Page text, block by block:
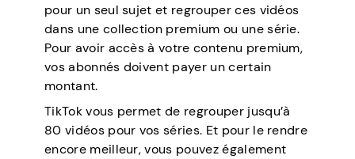
pour un seul sujet et regrouper ces vidéos
dans une collection premium ou une série.
Pour avoir accès à votre contenu premium,
vos abonnés doivent payer un certain
montant.
TikTok vous permet de regrouper jusqu’à
80 vidéos pour vos séries. Et pour le rendre
encore meilleur, vous pouvez également